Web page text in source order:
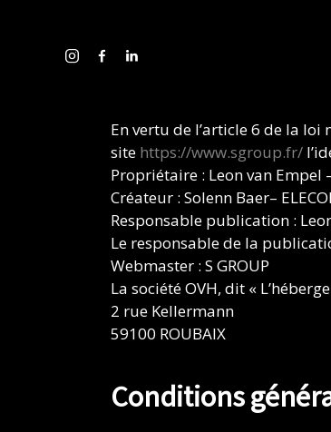
En vertu de l’article 6 de la
site https://www.sgroup.fr/
Propriétaire : Leon van Empel
Créateur : Solenn Baer–
Responsable publication :
Le responsable de la
Webmaster : S GROUP
La société OVH, dit «
2 rue Kellermann
59100 ROUBAIX
Conditions